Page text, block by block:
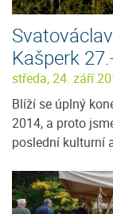
Kašperk
středa, 24. září
Blíží se úplný
2014, a proto
poslední kulturní